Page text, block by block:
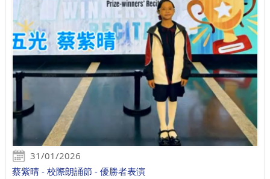
31/01/2026
蔡紫晴 - 校際朗誦節 - 優勝者表演